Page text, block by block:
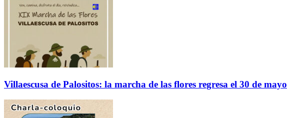
Villaescusa de Palositos: la marcha de las flores regresa el 30 de mayo